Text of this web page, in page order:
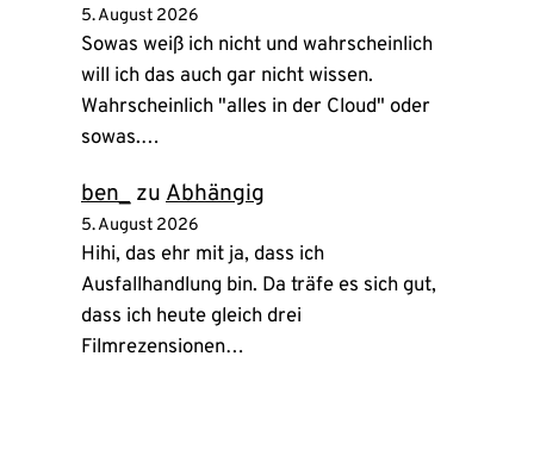
5. August 2026
Sowas weiß ich nicht und wahrscheinlich
will ich das auch gar nicht wissen.
Wahrscheinlich "alles in der Cloud" oder
sowas.…
ben_zu Abhängig
5. August 2026
Hihi, das ehr mit ja, dass ich
Ausfallhandlung bin. Da träfe es sich gut,
dass ich heute gleich drei
Filmrezensionen…